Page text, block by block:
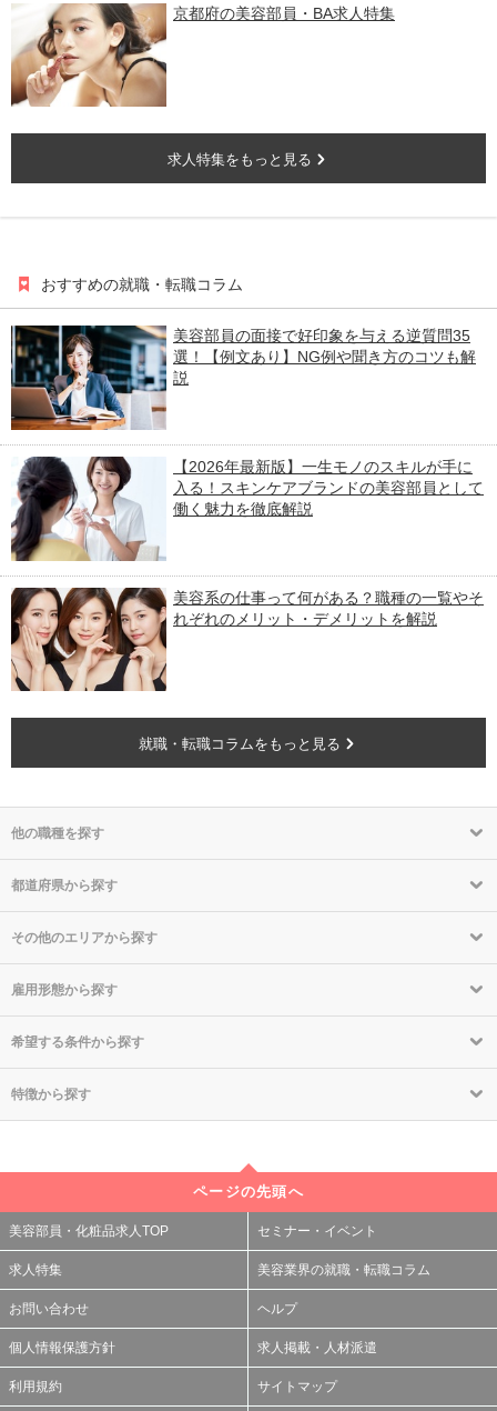
京都府の美容部員・BA求人特集
求人特集をもっと見る
おすすめの就職・転職コラム
美容部員の面接で好印象を与える逆質問35
選！【例文あり】NG例や聞き方のコツも解
説
【2026年最新版】一生モノのスキルが手に
入る！スキンケアブランドの美容部員として
働く魅力を徹底解説
美容系の仕事って何がある？職種の一覧やそ
れぞれのメリット・デメリットを解説
就職・転職コラムをもっと見る
他の職種を探す
都道府県から探す
その他のエリアから探す
雇用形態から探す
希望する条件から探す
特徴から探す
ページの先頭へ
美容部員・化粧品求人TOP セミナー・イベント
求人特集 美容業界の就職・転職コラム
お問い合わせ ヘルプ
個人情報保護方針 求人掲載・人材派遣
利用規約 サイトマップ